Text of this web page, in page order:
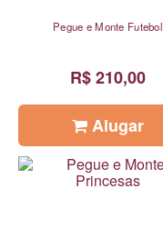
Pegue e Monte Futebol
R$ 210,00
Alugar